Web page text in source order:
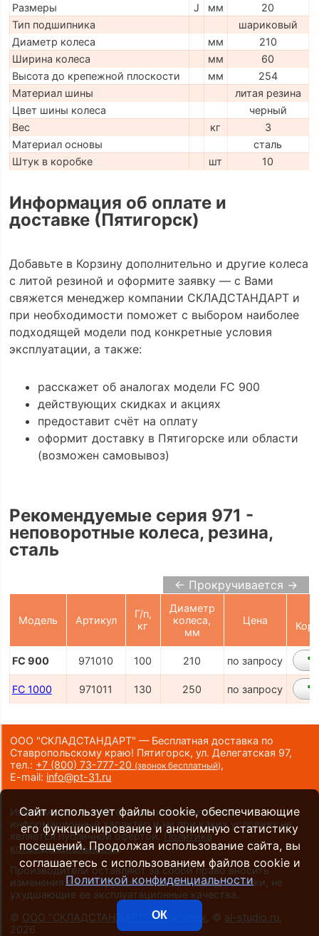
Размеры
J мм
20
Тип подшипника
шариковый
Диаметр колеса
мм
210
Ширина колеса
мм
60
Высота до крепежной плоскости
мм
254
Материал шины
литая резина
Цвет шины колеса
черный
Вес
кг
3
Материал основы
сталь
Штук в коробке
шт 10
Информация об оплате и
доставке (Пятигорск)
Добавьте в Корзину дополнительно и другие колеса
с литой резиной и оформите заявку — с Вами
свяжется менеджер компании СКЛАДСТАНДАРТ и
при необходимости поможет с выбором наиболее
подходящей модели под конкретные условия
эксплуатации, а также:
расскажет об аналогах модели FC 900
действующих скидках и акциях
предоставит счёт на оплату
оформит доставку в Пятигорске или области
(возможен самовывоз)
Рекомендуемые серия 971 -
неповоротные колеса, резина,
сталь
← Прокручивается →
Модель Артикул
Г/п,
кг
Диаметр
колеса,
мм
Цена
FC 900 971010 100 210 по запросу
FC 1000 971011 130 250 по запросу
ООО "СКЛАДСТАНДАРТ" — Бесплатная доставка по
Ставропольскому краю! Пятигорск, ул. Делегатская 97,
тел.: +7 (800) 73-777-20 (звонок бесплатный),
E-mail: info@pt-31.ru
Информация на сайте носит исключительно
информационный характер и ни при каких условиях не
является публичной офертой. Политика
конфиденциальности.
Производители оставляют за собой право вносить
изменения в конструкцию и внешний вид техники, не
ухудшающие ее эксплуатационные качества.
© ООО "СКЛАДСТАНДАРТ", Пятигорск , © al-studio.ru
2026
Сайт использует файлы cookie, обеспечивающие
его функционирование и анонимную статистику
посещений. Продолжая использование сайта, вы
соглашаетесь с использованием файлов cookie и
Политикой конфиденциальности
ОК